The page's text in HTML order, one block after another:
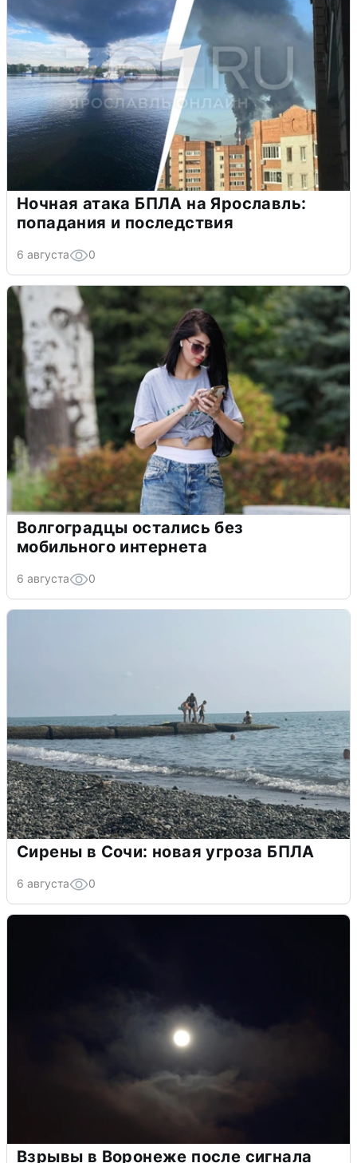
Ночная атака БПЛА на Ярославль:
попадания и последствия
6 августа 0
Волгоградцы остались без
мобильного интернета
6 августа 0
Сирены в Сочи: новая угроза БПЛА
6 августа 0
Взрывы в Воронеже после сигнала